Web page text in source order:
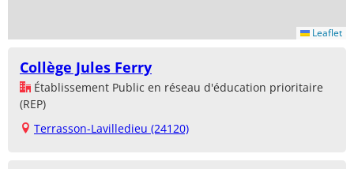
Leaflet
Collège Jules Ferry
Établissement Public en réseau d'éducation prioritaire
(REP)
Terrasson-Lavilledieu (24120)